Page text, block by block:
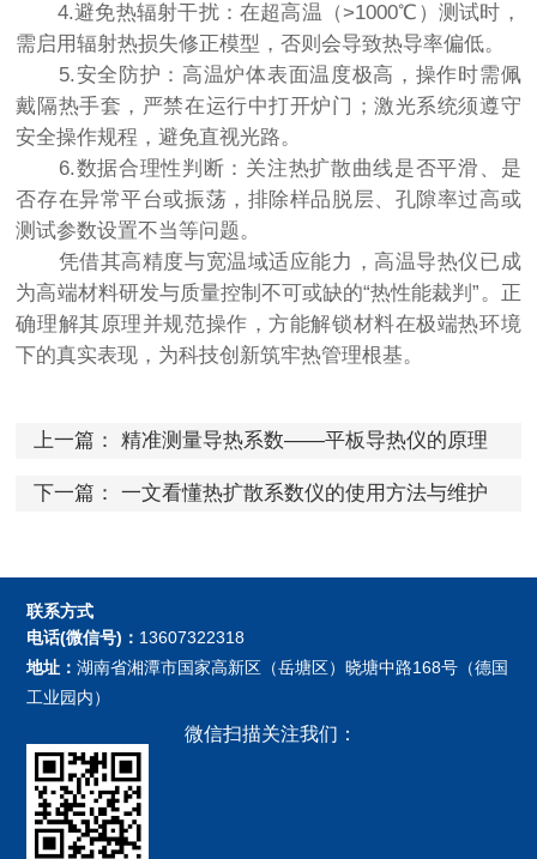
4.避免热辐射干扰：在超高温（>1000℃）测试时，
需启用辐射热损失修正模型，否则会导致热导率偏低。
5.安全防护：高温炉体表面温度极高，操作时需佩
戴隔热手套，严禁在运行中打开炉门；激光系统须遵守
安全操作规程，避免直视光路。
6.数据合理性判断：关注热扩散曲线是否平滑、是
否存在异常平台或振荡，排除样品脱层、孔隙率过高或
测试参数设置不当等问题。
凭借其高精度与宽温域适应能力，高温导热仪已成
为高端材料研发与质量控制不可或缺的“热性能裁判”。正
确理解其原理并规范操作，方能解锁材料在极端热环境
下的真实表现，为科技创新筑牢热管理根基。
上一篇： 精准测量导热系数——平板导热仪的原理
下一篇： 一文看懂热扩散系数仪的使用方法与维护
联系方式
电话(微信号)： 13607322318
地址：湖南省湘潭市国家高新区（岳塘区）晓塘中路168号（德国
工业园内）
微信扫描关注我们：